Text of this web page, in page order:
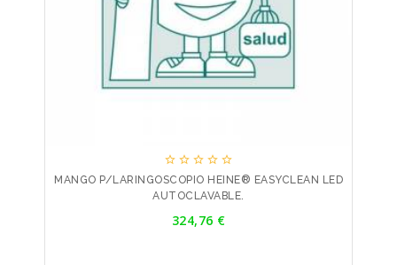
    
MANGO P/LARINGOSCOPIO HEINE® EASYCLEAN LED
AUTOCLAVABLE.
324,76 €